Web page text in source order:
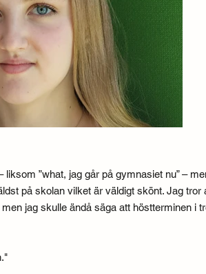
”what, jag går på gymnasiet nu” –
på skolan vilket är väldigt skönt. Jag tror
jag skulle ändå säga att höstterminen i